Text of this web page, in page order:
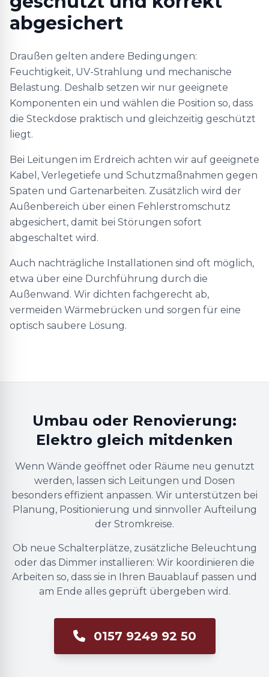
abgesichert
Draußen gelten andere Bedingungen:
Feuchtigkeit, UV-Strahlung und mechanische
Belastung. Deshalb setzen wir nur geeignete
Komponenten ein und wählen die Position so, dass
die Steckdose praktisch und gleichzeitig geschützt
liegt.
Bei Leitungen im Erdreich achten wir auf geeignete
Kabel, Verlegetiefe und Schutzmaßnahmen gegen
Spaten und Gartenarbeiten. Zusätzlich wird der
Außenbereich über einen Fehlerstromschutz
abgesichert, damit bei Störungen sofort
abgeschaltet wird.
Auch nachträgliche Installationen sind oft möglich,
etwa über eine Durchführung durch die
Außenwand. Wir dichten fachgerecht ab,
vermeiden Wärmebrücken und sorgen für eine
optisch saubere Lösung.
Umbau oder Renovierung:
Elektro gleich mitdenken
Wenn Wände geöffnet oder Räume neu genutzt
werden, lassen sich Leitungen und Dosen
besonders effizient anpassen. Wir unterstützen bei
Planung, Positionierung und sinnvoller Aufteilung
der Stromkreise.
Ob neue Schalterplätze, zusätzliche Beleuchtung
oder das Dimmer installieren: Wir koordinieren die
Arbeiten so, dass sie in Ihren Bauablauf passen und
am Ende alles geprüft übergeben wird.
0157 9249 92 50